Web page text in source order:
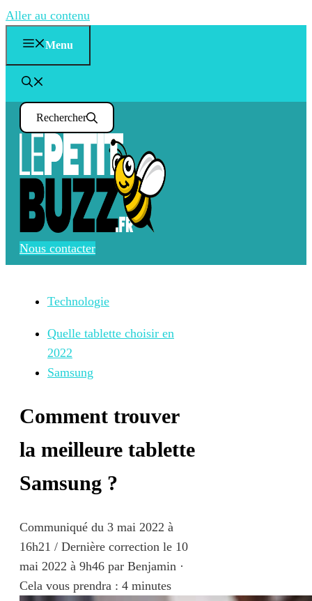
Aller au contenu
Menu
Rechercher
Nous contacter
Technologie
Quelle tablette choisir en
2022
Samsung
Comment trouver
la meilleure tablette
Samsung ?
Communiqué du 3 mai 2022 à
16h21 / Dernière correction le 10
mai 2022 à 9h46 par Benjamin ·
Cela vous prendra : 4 minutes